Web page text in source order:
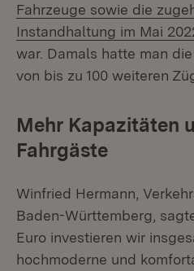
Fahrzeuge sowie die
Instandhaltung im Mai
war. Damals hatte man
von bis zu 100 weiteren
Mehr Kapazitäten
Fahrgäste
Winfried Hermann,
Baden-Württemberg,
Euro investieren wir
hochmoderne und